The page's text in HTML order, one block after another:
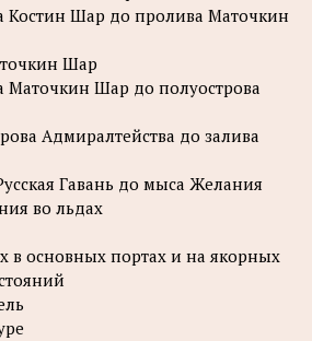
Костин Шар до пролива Маточкин
Шар
Маточкин Шар до полуострова
Адмиралтейства до залива
Гавань до мыса Желания
во льдах
в основных портах и на якорных